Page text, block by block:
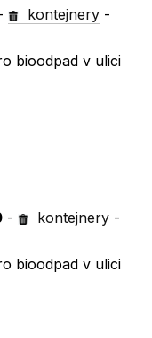
kontejnery -
bioodpad v ulici
- kontejnery -
bioodpad v ulici